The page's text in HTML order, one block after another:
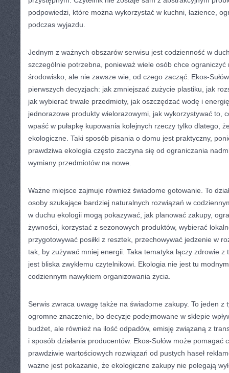
podpowiedzi, które można wykorzystać w kuchni, łazience,
podczas wyjazdu.
Jednym z ważnych obszarów serwisu jest codzienność w
szczególnie potrzebna, ponieważ wiele osób chce ograniczyć
środowisko, ale nie zawsze wie, od czego zacząć. Ekos-
pierwszych decyzjach: jak zmniejszać zużycie plastiku, jak
jak wybierać trwałe przedmioty, jak oszczędzać wodę i
jednorazowe produkty wielorazowymi, jak wykorzystywać to,
wpaść w pułapkę kupowania kolejnych rzeczy tylko dlatego,
ekologiczne. Taki sposób pisania o domu jest praktyczny,
prawdziwa ekologia często zaczyna się od ograniczania
wymiany przedmiotów na nowe.
Ważne miejsce zajmuje również świadome gotowanie. To
osoby szukające bardziej naturalnych rozwiązań w
w duchu ekologii mogą pokazywać, jak planować zakupy,
żywności, korzystać z sezonowych produktów, wybierać
przygotowywać posiłki z resztek, przechowywać jedzenie w
tak, by zużywać mniej energii. Taka tematyka łączy zdrowie
jest bliska zwykłemu czytelnikowi. Ekologia nie jest tu
codziennym nawykiem organizowania życia.
Serwis zwraca uwagę także na świadome zakupy. To jeden z
ogromne znaczenie, bo decyzje podejmowane w sklepie
budżet, ale również na ilość odpadów, emisję związaną z
i sposób działania producentów. Ekos-Sułów może pomagać
prawdziwie wartościowych rozwiązań od pustych haseł
ważne jest pokazanie, że ekologiczne zakupy nie polegają